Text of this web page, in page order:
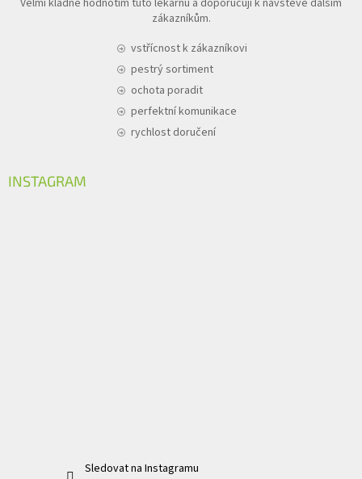
zákazníkům.
vstřícnost k zákazníkovi
pestrý sortiment
ochota poradit
perfektní komunikace
rychlost doručení
INSTAGRAM
Sledovat na Instagramu